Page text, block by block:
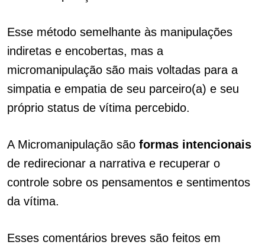
Esse método semelhante às manipulações
indiretas e encobertas, mas a
micromanipulação são mais voltadas para a
simpatia e empatia de seu parceiro(a) e seu
próprio status de vítima percebido.
A Micromanipulação são formas intencionais
de redirecionar a narrativa e recuperar o
controle sobre os pensamentos e sentimentos
da vítima.
Esses comentários breves são feitos em